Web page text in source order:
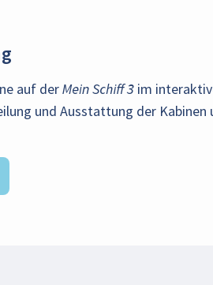
auf derMein Schiff 3im
und Ausstattung der